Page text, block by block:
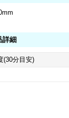
詳細
(30分目安)